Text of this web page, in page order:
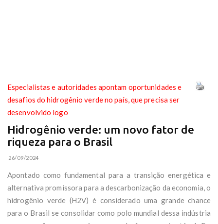
Especialistas e autoridades apontam oportunidades e
desafios do hidrogênio verde no país, que precisa ser
desenvolvido logo
Hidrogênio verde: um novo fator de
riqueza para o Brasil
26/09/2024
Apontado como fundamental para a transição energética e
alternativa promissora para a descarbonização da economia, o
hidrogênio verde (H2V) é considerado uma grande chance
para o Brasil se consolidar como polo mundial dessa indústria